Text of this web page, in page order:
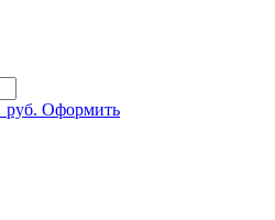
руб. Оформить